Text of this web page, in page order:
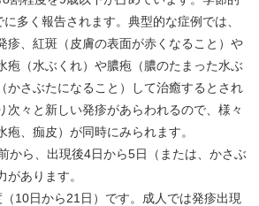
多く報告されます。典型的な症例では、
疹、紅斑（皮膚の表面が赤くなること）や
疱（水ぶくれ）や膿疱（膿のたまった水ぶ
かさぶたになること）して治癒するとされ
次々と新しい発疹があらわれるので、様々
疱、痂皮）が同時にみられます。
から、出現後4日から5日（または、かさぶ
あります。
10日から21日）です。成人では発疹出現